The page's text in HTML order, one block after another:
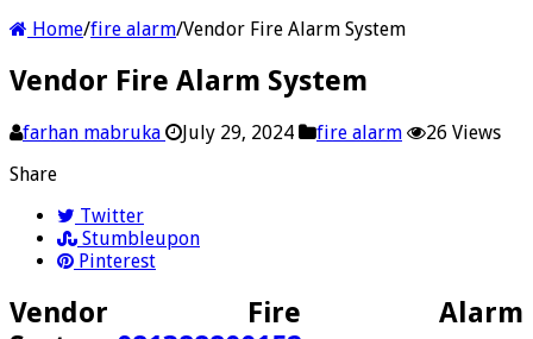
Home/fire alarm/Vendor Fire Alarm System
Vendor Fire Alarm System
farhan mabruka July 29, 2024 fire alarm
26 Views
Share
Twitter
Stumbleupon
Pinterest
Vendor Fire Alarm